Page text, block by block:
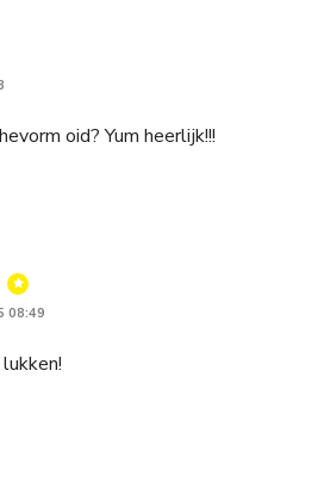
oid? Yum heerlijk!!!
says:
08:49